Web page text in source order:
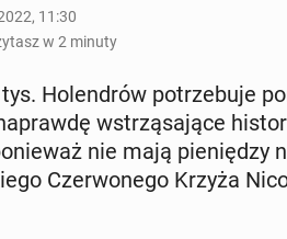
11:30
w 2 minuty
Ho­len­drów po­trze­bu­je
wstrzą­sa­ją­ce
nie mają pie­nię­dzy
Czer­wo­ne­go Krzyża